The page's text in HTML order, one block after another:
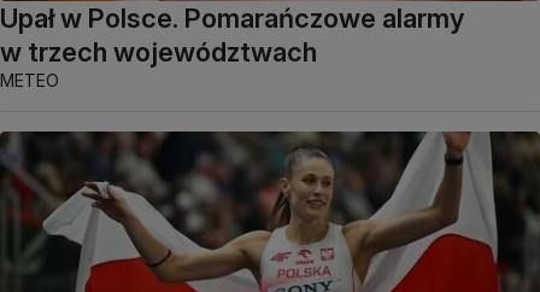
Upał w Polsce. Pomarańczowe alarmy
w trzech województwach
METEO